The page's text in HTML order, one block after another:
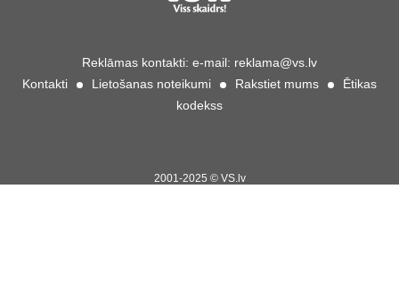
Reklāmas kontakti: e-mail: reklama@vs.lv
Kontakti
Lietošanas noteikumi Rakstiet mums
Ētikas
kodekss
2001-2025 © VS.lv